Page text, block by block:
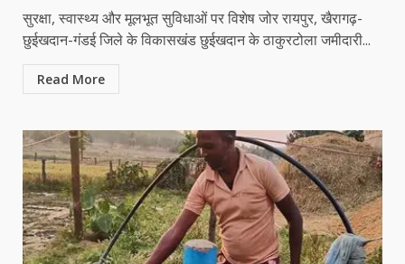
सुरक्षा, स्वास्थ्य और मूलभूत सुविधाओं पर विशेष जोर रायपुर, खैरागढ़-
छुईखदान-गंडई जिले के विकासखंड छुईखदान के ठाकुरटोला जमीदारी...
Read More